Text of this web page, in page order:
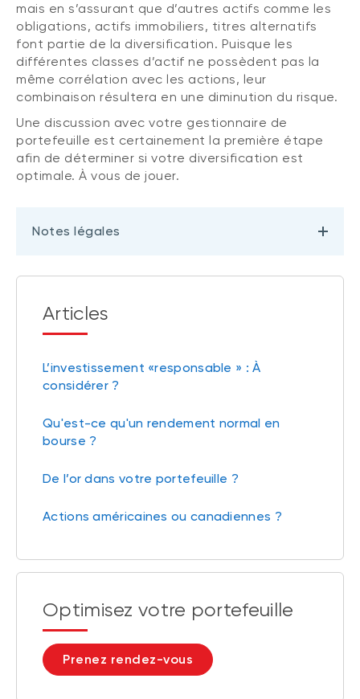
mais en s’assurant que d’autres actifs comme les
obligations, actifs immobiliers, titres alternatifs
font partie de la diversification. Puisque les
différentes classes d’actif ne possèdent pas la
même corrélation avec les actions, leur
combinaison résultera en une diminution du risque.
Une discussion avec votre gestionnaire de
portefeuille est certainement la première étape
afin de déterminer si votre diversification est
optimale. À vous de jouer.
Notes légales
Articles
L’investissement «responsable » : À
considérer ?
Qu'est-ce qu'un rendement normal en
bourse ?
De l’or dans votre portefeuille ?
Actions américaines ou canadiennes ?
Optimisez votre portefeuille
Prenez rendez-vous